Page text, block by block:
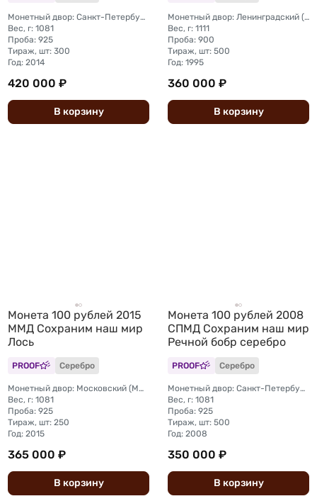
Монетный двор: Санкт-Петербургский (СПМД)
Вес, г: 1081
Проба: 925
Тираж, шт: 300
Год: 2014
420 000 ₽
В корзину
Монетный двор: Ленинградский (ЛМД)
Вес, г: 1111
Проба: 900
Тираж, шт: 500
Год: 1995
360 000 ₽
В корзину
Монета 100 рублей 2015
ММД Сохраним наш мир
Лось
PROOF Серебро
Монетный двор: Московский (ММД)
Вес, г: 1081
Проба: 925
Тираж, шт: 250
Год: 2015
365 000 ₽
В корзину
Монета 100 рублей 2008
СПМД Сохраним наш мир
Речной бобр серебро
PROOF Серебро
Монетный двор: Санкт-Петербургский (СПМД)
Вес, г: 1081
Проба: 925
Тираж, шт: 500
Год: 2008
350 000 ₽
В корзину